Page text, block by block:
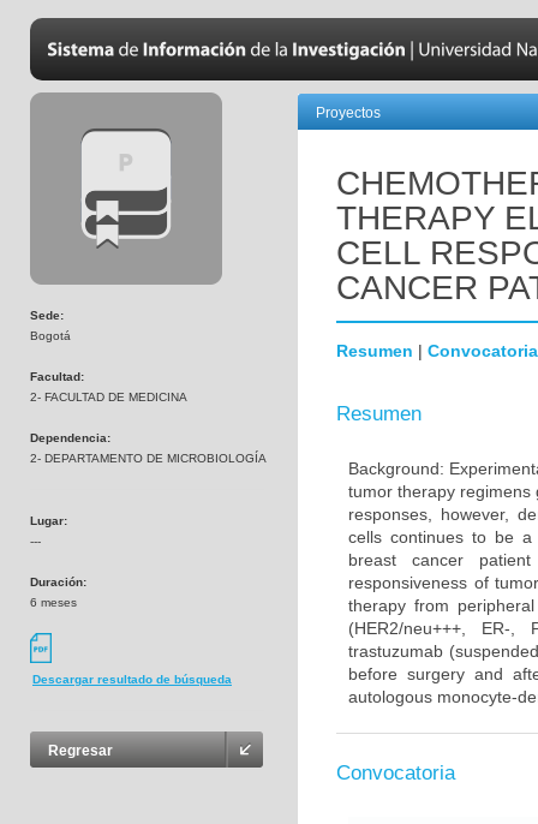
Sede:
Bogotá
Facultad:
2- FACULTAD DE MEDICINA
Dependencia:
2- DEPARTAMENTO DE MICROBIOLOGÍA
Lugar:
---
Duración:
6 meses
Descargar resultado de búsqueda
Regresar
Proyectos
THERAPY
CELL
CANCER
Resumen | Convocatoria
Resumen
Background:
tumor therapy regimens
responses, however,
cells continues to be a
breast cancer
responsiveness of
therapy from
(HER2/neu+++, ER-,
trastuzumab
before surgery and
autologous monocyte-
Convocatoria